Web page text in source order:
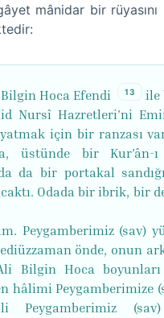
mânidar bir rüyasını
Hoca Efendi 13
ile
Nursî Hazretleri'ni
için bir ranzası
üstünde bir Kur’ân-
da bir portakal
Odada bir ibrik, bir
Peygamberimiz (sav)
önde, onun
Bilgin Hoca
hâlimi Peygamberimize
Peygamberimiz